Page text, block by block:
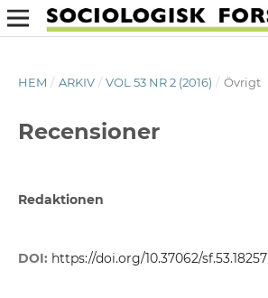
HEM / ARKIV / VOL 53 NR 2 (2016) / Övrigt
Recensioner
Redaktionen
DOI: https://doi.org/10.37062/sf.53.18257